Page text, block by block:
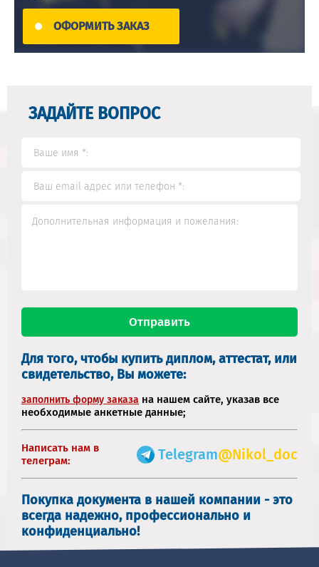
ОФОРМИТЬ ЗАКАЗ
ЗАДАЙТЕ ВОПРОС
Для того, чтобы купить диплом, аттестат, или
свидетельство, Вы можете:
заполнить форму заказа на нашем сайте, указав все
необходимые анкетные данные;
Написать нам в
телеграм:
Telegram@Nikol_doc
Покупка документа в нашей компании - это
всегда надежно, профессионально и
конфиденциально!